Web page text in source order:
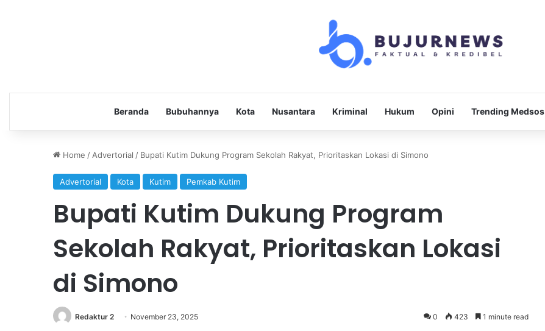
Beranda Bubuhannya Kota Nusantara Kriminal Hukum Opini Trending Medsos
Home / Advertorial / Bupati Kutim Dukung Program Sekolah Rakyat, Prioritaskan Lokasi di Simono
Advertorial Kota Kutim Pemkab Kutim
Bupati Kutim Dukung Program
Sekolah Rakyat, Prioritaskan Lokasi
di Simono
Redaktur 2 November 23, 2025 0 423 1 minute read